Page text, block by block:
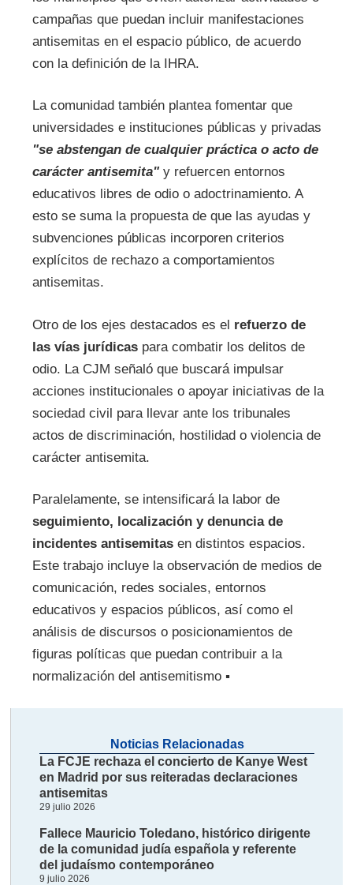
campañas que puedan incluir manifestaciones
antisemitas en el espacio público, de acuerdo
con la definición de la IHRA.
La comunidad también plantea fomentar que
universidades e instituciones públicas y privadas
"se abstengan de cualquier práctica o acto de
carácter antisemita"y refuercen entornos
educativos libres de odio o adoctrinamiento. A
esto se suma la propuesta de que las ayudas y
subvenciones públicas incorporen criterios
explícitos de rechazo a comportamientos
antisemitas.
Otro de los ejes destacados es el refuerzo de
las vías jurídicaspara combatir los delitos de
odio. La CJM señaló que buscará impulsar
acciones institucionales o apoyar iniciativas de la
sociedad civil para llevar ante los tribunales
actos de discriminación, hostilidad o violencia de
carácter antisemita.
Paralelamente, se intensificará la labor de
seguimiento, localización y denuncia de
incidentes antisemitasen distintos espacios.
Este trabajo incluye la observación de medios de
comunicación, redes sociales, entornos
educativos y espacios públicos, así como el
análisis de discursos o posicionamientos de
figuras políticas que puedan contribuir a la
normalización del antisemitismo ▪
Noticias Relacionadas
La FCJE rechaza el concierto de Kanye West
en Madrid por sus reiteradas declaraciones
antisemitas
29 julio 2026
Fallece Mauricio Toledano, histórico dirigente
de la comunidad judía española y referente
del judaísmo contemporáneo
9 julio 2026